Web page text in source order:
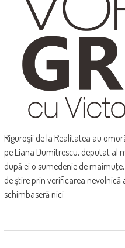
Riguroşii de la Realitatea au
pe Liana Dumitrescu, deputat al
după ei o sumedenie de
de ştire prin verificarea
schimbaseră nici